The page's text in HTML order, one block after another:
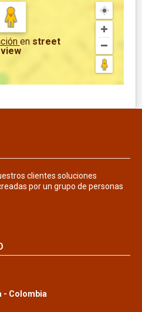
en street
view
clientes soluciones
por un grupo de personas
- Colombia